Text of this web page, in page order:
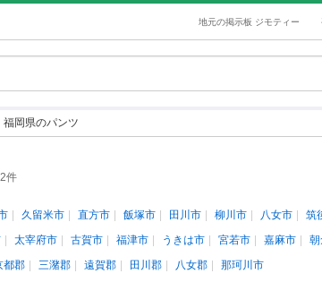
地元の掲示板 ジモティー
福岡県のパンツ
件
久留米市 直方市 飯塚市 田川市 柳川市 八女市 筑
太宰府市 古賀市 福津市 うきは市 宮若市 嘉麻市
都郡 三潴郡 遠賀郡 田川郡 八女郡 那珂川市